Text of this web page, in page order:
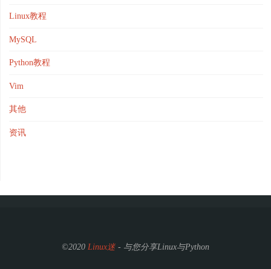
Linux教程
MySQL
Python教程
Vim
其他
资讯
©2020 Linux迷 - 与您分享Linux与Python